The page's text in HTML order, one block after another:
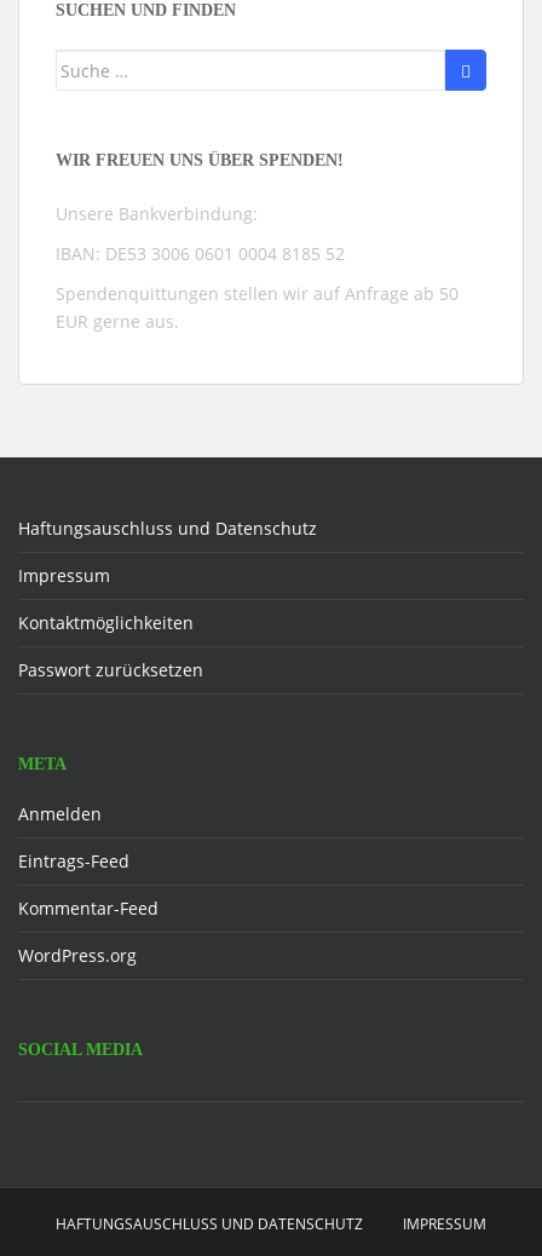
SUCHEN UND FINDEN
Suche
WIR FREUEN UNS ÜBER SPENDEN!
Unsere Bankverbindung:
IBAN: DE53 3006 0601 0004 8185 52
Spendenquittungen stellen wir auf Anfrage ab 50
EUR gerne aus.
Haftungsauschluss und Datenschutz
Impressum
Kontaktmöglichkeiten
Passwort zurücksetzen
META
Anmelden
Eintrags-Feed
Kommentar-Feed
WordPress.org
SOCIAL MEDIA
HAFTUNGSAUSCHLUSS UND DATENSCHUTZ IMPRESSUM